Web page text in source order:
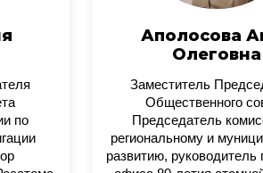
по
Аполосова
Олеговна
Заместитель
Общественного
Председатель
региональному и
развитию, руководитель